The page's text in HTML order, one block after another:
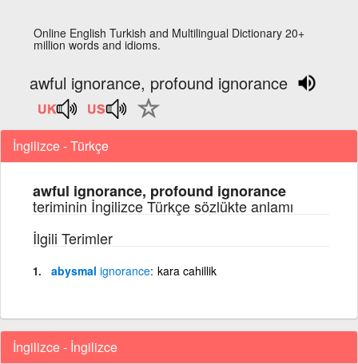
Online English Turkish and Multilingual Dictionary 20+
million words and idioms.
awful ignorance, profound ignorance
İngilizce - Türkçe
awful ignorance, profound ignorance
teriminin İngilizce Türkçe sözlükte anlamı
İlgili Terimler
abysmal ignorance kara cahillik
İngilizce - İngilizce